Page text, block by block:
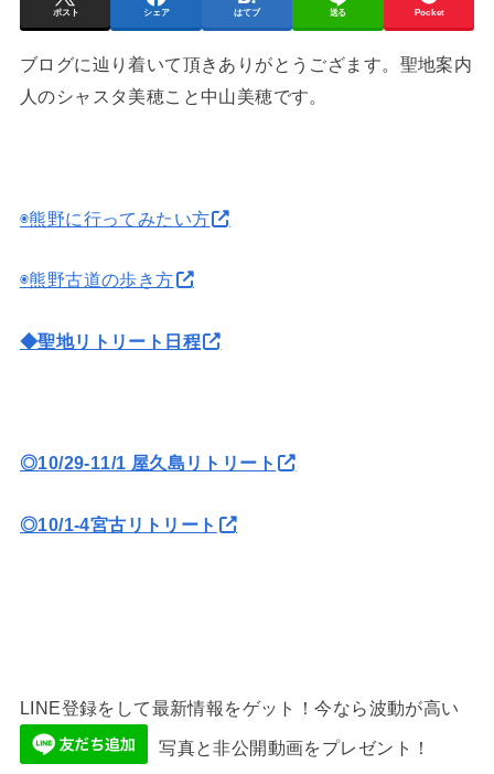
ポスト シェア はてブ 送る Pocket
ブログに辿り着いて頂きありがとうござます。聖地案内
人のシャスタ美穂こと中山美穂です。
◉熊野に行ってみたい方
◉熊野古道の歩き方
◆聖地リトリート日程
◎10/29-11/1 屋久島リトリート
◎10/1-4宮古リトリート
LINE登録をして最新情報をゲット！今なら波動が高い
写真と非公開動画をプレゼント！